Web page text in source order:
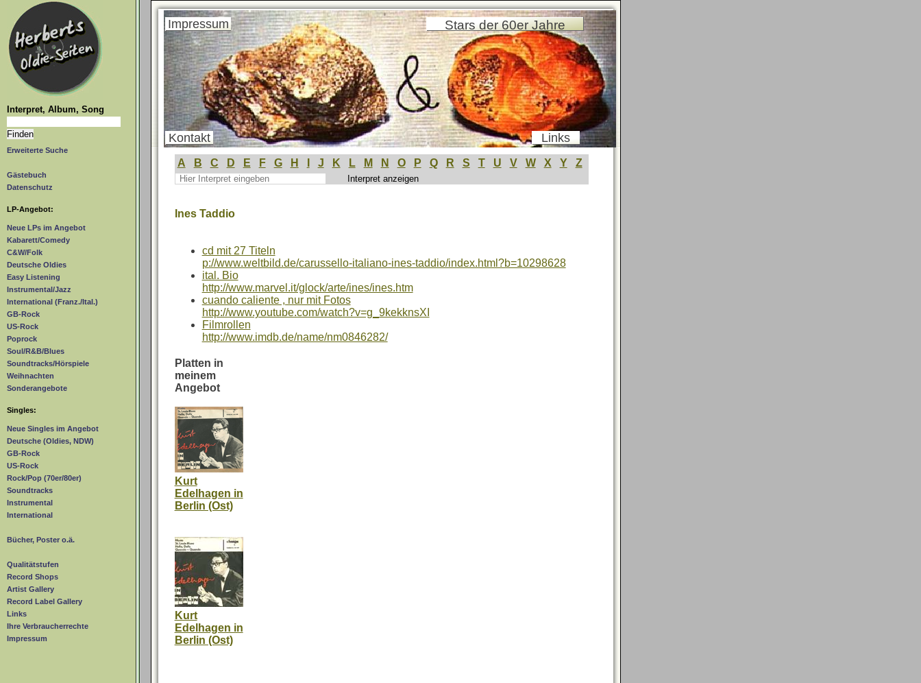
Interpret, Album, Song
Erweiterte Suche
Gästebuch
Datenschutz
LP-Angebot:
Neue LPs im Angebot
Kabarett/Comedy
C&W/Folk
Deutsche Oldies
Easy Listening
Instrumental/Jazz
International (Franz./Ital.)
GB-Rock
US-Rock
Poprock
Soul/R&B/Blues
Soundtracks/Hörspiele
Weihnachten
Sonderangebote
Singles:
Neue Singles im Angebot
Deutsche (Oldies, NDW)
GB-Rock
US-Rock
Rock/Pop (70er/80er)
Soundtracks
Instrumental
International
Bücher, Poster o.ä.
Qualitätstufen
Record Shops
Artist Gallery
Record Label Gallery
Links
Ihre Verbraucherrechte
Impressum
Stars der 60er Jahre
Impressum
Kontakt Links
A B C D E F G H J K L M N O P Q R S T U V W X Y Z
Ines Taddio
cd mit 27 Titeln
p://www.weltbild.de/carussello-italiano-ines-taddio/index.html?b=10298628
ital. Bio
http://www.marvel.it/glock/arte/ines/ines.htm
cuando caliente , nur mit Fotos
http://www.youtube.com/watch?v=g_9kekknsXI
Filmrollen
http://www.imdb.de/name/nm0846282/
Platten in
meinem
Angebot
Kurt
Edelhagen in
Berlin (Ost)
Kurt
Edelhagen in
Berlin (Ost)